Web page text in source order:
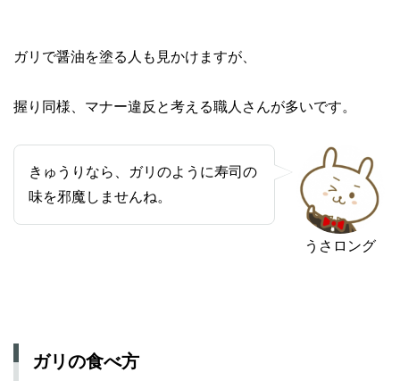
ガリで醤油を塗る人も見かけますが、
握り同様、マナー違反と考える職人さんが多いです。
うさロング
きゅうりなら、ガリのように寿司の
味を邪魔しませんね。
ガリの食べ方